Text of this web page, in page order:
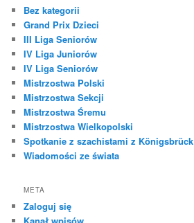
Bez kategorii
Grand Prix Dzieci
III Liga Seniorów
IV Liga Juniorów
IV Liga Seniorów
Mistrzostwa Polski
Mistrzostwa Sekcji
Mistrzostwa Śremu
Mistrzostwa Wielkopolski
Spotkanie z szachistami z Königsbrück
Wiadomości ze świata
META
Zaloguj się